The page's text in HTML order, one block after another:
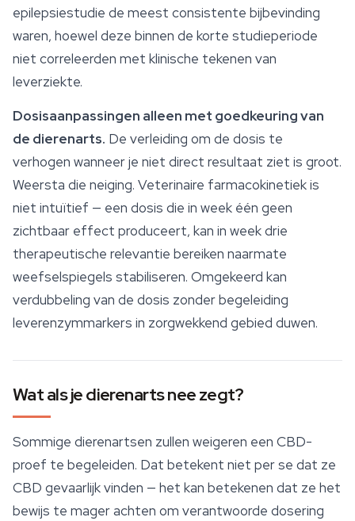
epilepsiestudie de meest consistente bijbevinding
waren, hoewel deze binnen de korte studieperiode
niet correleerden met klinische tekenen van
leverziekte.
Dosisaanpassingen alleen met goedkeuring van
de dierenarts. De verleiding om de dosis te
verhogen wanneer je niet direct resultaat ziet is groot.
Weersta die neiging. Veterinaire farmacokinetiek is
niet intuïtief — een dosis die in week één geen
zichtbaar effect produceert, kan in week drie
therapeutische relevantie bereiken naarmate
weefselspiegels stabiliseren. Omgekeerd kan
verdubbeling van de dosis zonder begeleiding
leverenzymmarkers in zorgwekkend gebied duwen.
Wat als je dierenarts nee zegt?
Sommige dierenartsen zullen weigeren een CBD-
proef te begeleiden. Dat betekent niet per se dat ze
CBD gevaarlijk vinden — het kan betekenen dat ze het
bewijs te mager achten om verantwoorde dosering